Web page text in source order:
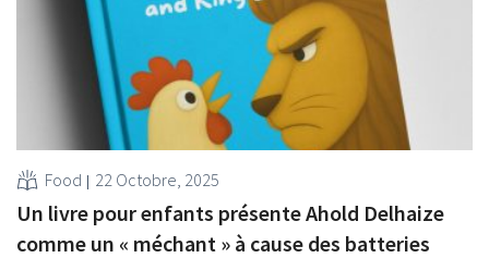
Food 22 Octobre, 2025
Un livre pour enfants présente Ahold Delhaize
comme un « méchant » à cause des batteries